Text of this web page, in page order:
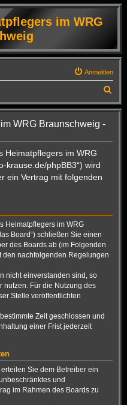
im WRG
Anmelden
u
WRG Braunschweig -
Heimatpflegers im WRG
krause.de/phpBB3“) wird
ein Vertrag mit folgenden
Heimatpflegers im WRG
Board“) schließen Sie einen
des Boards ab (im Folgenden
den nachfolgenden Regelungen
nicht einverstanden sind, so
nutzen. Für die Nutzung des
Stelle veröffentlichten
Zeit geschlossen und
einer Frist jederzeit
Sie dem Betreiber ein
und
im Rahmen des Boards zu